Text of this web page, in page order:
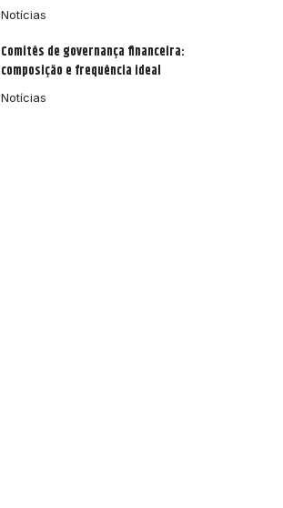
Notícias
Comitês de governança financeira:
composição e frequência ideal
Notícias